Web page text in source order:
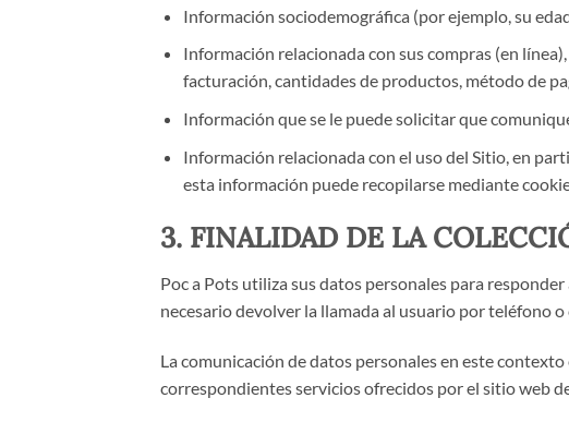
Información sociodemográfica (por ejemplo, su
Información relacionada con sus compras (en
facturación, cantidades de productos, método de
Información que se le puede solicitar que
Información relacionada con el uso del Sitio, en
esta información puede recopilarse mediante
3. FINALIDAD DE LA
Poc a Pots utiliza sus datos personales para
necesario devolver la llamada al usuario por teléfono
La comunicación de datos personales en este
correspondientes servicios ofrecidos por el sitio web